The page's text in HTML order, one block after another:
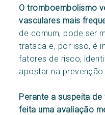
O tromboembolismo
vasculares mais
de comum, pode ser
tratada e, por isso, é
fatores de risco,
apostar na prevenção.
Perante a suspeita
feita uma avaliação